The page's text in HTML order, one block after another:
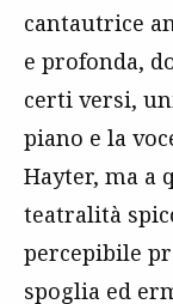
cantautrice
e profonda,
certi versi,
piano e la
Hayter, ma a
teatralità
percepibile
spoglia ed